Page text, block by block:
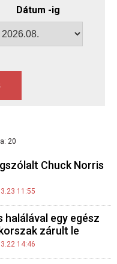
Dátum -ig
20
Chuck Norris
11:55
halálával egy egész
zárult le
14:46